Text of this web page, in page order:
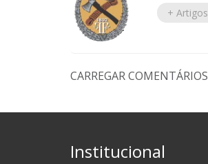
+ Artigos
CARREGAR COMENTÁRIOS
Institucional